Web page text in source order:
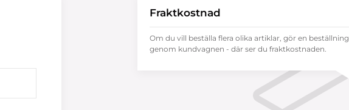
Fraktkostnad
Om du vill beställa flera olika artiklar, gör en beställning
genom kundvagnen - där ser du fraktkostnaden.